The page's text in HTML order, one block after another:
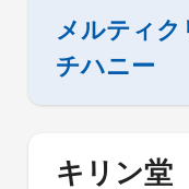
メルティ
チハニー
キリン堂